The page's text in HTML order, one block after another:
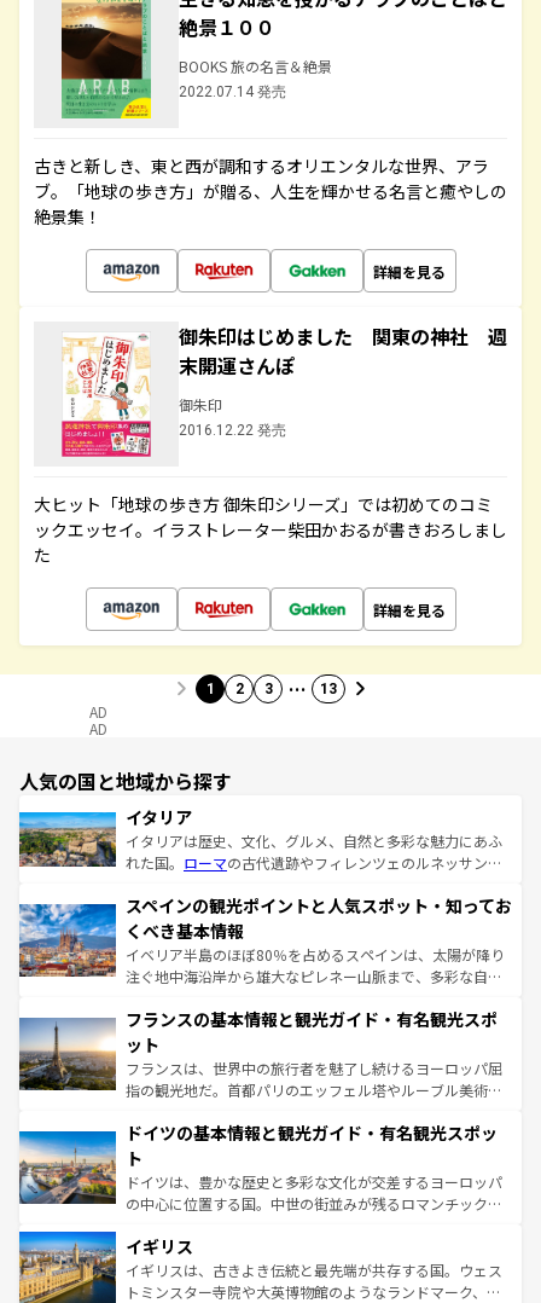
絶景１００
BOOKS 旅の名言＆絶景
2022.07.14 発売
古きと新しき、東と西が調和するオリエンタルな世界、アラ
ブ。「地球の歩き方」が贈る、人生を輝かせる名言と癒やしの
絶景集！
詳細を見る
御朱印はじめました 関東の神社 週
末開運さんぽ
御朱印
2016.12.22 発売
大ヒット「地球の歩き方 御朱印シリーズ」では初めてのコミ
ックエッセイ。イラストレーター柴田かおるが書きおろしまし
た
詳細を見る
1 2 3 … 13
AD
AD
人気の国と地域から探す
イタリア
イタリアは歴史、文化、グルメ、自然と多彩な魅力にあふ
れた国。 ローマの古代遺跡やフィレンツェのルネッサンス
ろん、トスカーナの美しい田園風景やアマルフィ海岸の絶
景など、自然景観も見逃せない。観光の合間には、本場の
ピザやパスタなど、絶品のイタリア料理を堪能することも
できる。朝目覚めてから夜眠るまで、すべての瞬間を楽し
なお、新着のイタリア情報はコンテンツ一覧を参照してほ
しい。
スペインの観光ポイントと人気スポット・知ってお
くべき基本情報
イベリア半島のほぼ80％を占めるスペインは、太陽が降り
注ぐ地中海沿岸から雄大なピレネー山脈まで、多彩な自然
文化が根付くこの国では、情熱的なフラメンコ、熱気あふ
れる闘牛、そして美味しいタパスが生活の一部となってい
る。首都マドリードの洗練された雰囲気や、バルセロナの
アートに溢れた街角から、地方では古代ローマ遺跡や中世
せる。地方によって風土や気候が異なるスペインはその個
ンテンツ一覧 を参照してほしい。
フランスの基本情報と観光ガイド・有名観光スポ
ット
フランスは、世界中の旅行者を魅了し続けるヨーロッパ屈
指の観光地だ。首都パリのエッフェル塔やルーブル美術館
で、幅広い魅力が詰まっている。華麗な宮殿、歴史的な大
聖堂、美しいビーチ、そして豊かな自然が、訪れる者を心
から魅了する。また、フランスは美食の国としても知ら
れ、フランス料理はユネスコ無形文化遺産にも登録されて
香り高いラベンダー畑など、多彩な楽しみ方が可能だ。さ
らに、パリ以外の地域にも魅力が溢れており、どの街角に
も豊かな歴史と文化が息づいている。パリ以外の個性あふ
ドイツの基本情報と観光ガイド・有名観光スポッ
ト
ドイツは、豊かな歴史と多彩な文化が交差するヨーロッパ
の中心に位置する国。中世の街並みが残るロマンチック街
顔を持つこの国は、どこを歩いても飽きることがない。ベ
ルリンの文化的活気、バイエルン州のアルプスの絶景、そ
してライン川沿いのワイン畑といった風景は必見。ビール
イギリス
イギリスは、古きよき伝統と最先端が共存する国。ウェス
トミンスター寺院や大英博物館のようなランドマーク、歴